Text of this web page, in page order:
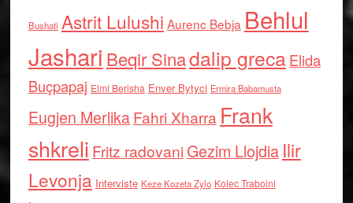
Bushati Astrit Lulushi Aurenc Bebja Behlul
Jashari Beqir Sinadalip grecaElida
Buçpapaj Elmi Berisha Enver Bytyci Ermira Babamusta
Eugjen MerlikaFahri Xharra Frank
shkreli Fritz radovaniGezim Llojdia Ilir
Levonja Interviste Keze Kozeta Zylo Kolec Traboini